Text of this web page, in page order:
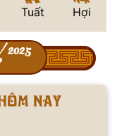
Tuất Hợi
nay